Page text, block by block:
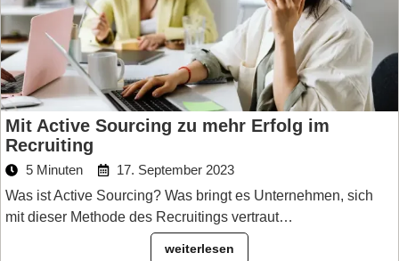
Mit Active Sourcing zu mehr Erfolg im
Recruiting
5 Minuten
17. September 2023
Was ist Active Sourcing? Was bringt es Unternehmen, sich
mit dieser Methode des Recruitings vertraut…
weiterlesen